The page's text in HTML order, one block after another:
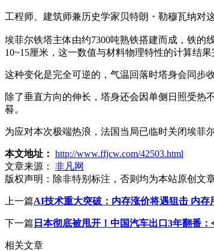
工程师、建筑师兼历史学家贝特朗・勒穆瓦纳对
埃菲尔铁塔主体由约7300吨熟铁搭建而成，铁
10~15厘米，这一数值与材料物理特性的计算结果
这种变化是完全可逆的，气温回落时塔身会同步
除了垂直方向的伸长，塔身还会因单侧日照受热
晷。
为应对本次极端热浪，法国当局已临时关闭埃菲
本文地址： http://www.ffjcw.com/42503.html
文章来源：
非凡网
版权声明： 除非特别标注，否则均为本站原创文
上一篇AI技术重大突破：内存涨价将遇狙击 内存
下一篇 日本彻底被甩开！中国汽车出口3年翻番
相关文章